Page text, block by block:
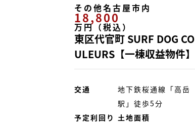
その他名古屋市内
18,800
万円（税込）
東区代官町 SURF DOG CO
ULEURS【一棟収益物件】
交通
地下鉄桜通線「高岳
駅」徒歩5分
予定利回り 土地面積